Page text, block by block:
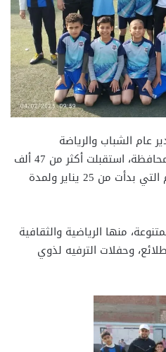
عام الشباب والرياضة
، أن مراكز الشباب بالمحافظة، استقبلت أكثر من 47 ألف
مستفيد خلال إجازة نصف العام التي بدأت من 25 يناير ولمدة
منها الرياضية والثقافية
وحفلات الترفيه لذوي